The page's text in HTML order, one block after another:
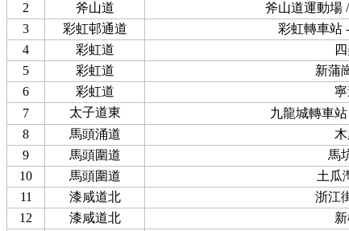
2
斧山道 斧山道運動場
3
彩虹邨通道 彩虹轉車站
4
彩虹道
5
彩虹道 新蒲
6
彩虹道
7
太子道東 九龍城轉車
8
馬頭涌道
9
馬頭圍道 馬
10
馬頭圍道 土瓜
11
漆咸道北 浙江
12
漆咸道北